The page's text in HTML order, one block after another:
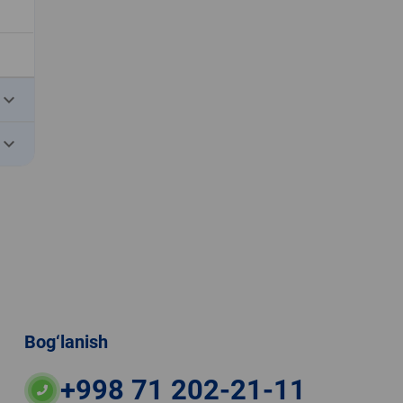
keyboard_arrow_down
keyboard_arrow_down
Bog‘lanish
+998 71 202-21-11